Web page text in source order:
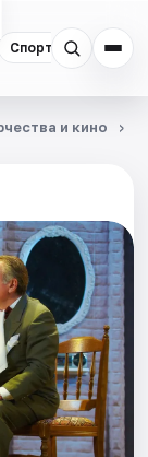
Спорт
и кино